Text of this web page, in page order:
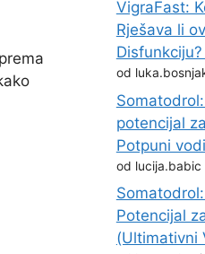
VigraFast:
Rješava li
od
potencijal
Potpuni
od lucija.babic
Potencijal
(Ultimativni